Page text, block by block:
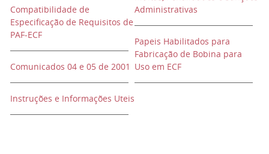
Compatibilidade de
Especificação de Requisitos de
PAF-ECF
Comunicados 04 e 05 de 2001
Instruções e Informações Uteis
Administrativas
Papeis Habilitados para
Fabricação de Bobina para
Uso em ECF